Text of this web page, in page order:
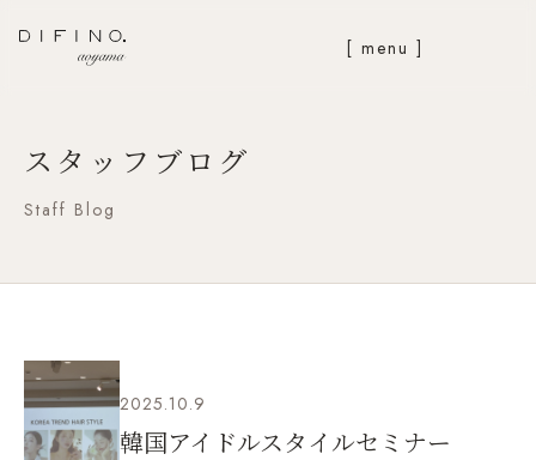
[ menu ]
スタッフブログ
Staff Blog
2025.10.9
韓国アイドルスタイルセミナー